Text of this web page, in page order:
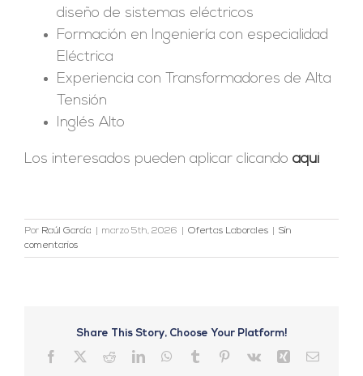
diseño de sistemas eléctricos
Formación en Ingeniería con especialidad
Eléctrica
Experiencia con Transformadores de Alta
Tensión
Inglés Alto
Los interesados pueden aplicar clicando aquí
Por Raúl García marzo 5th, 2026 Ofertas Laborales
Sin
comentarios
Share This Story, Choose Your Platform!
Facebook RedditLinkedInWhatsApp
Tumblr Pinterest
Vk Xing Correo